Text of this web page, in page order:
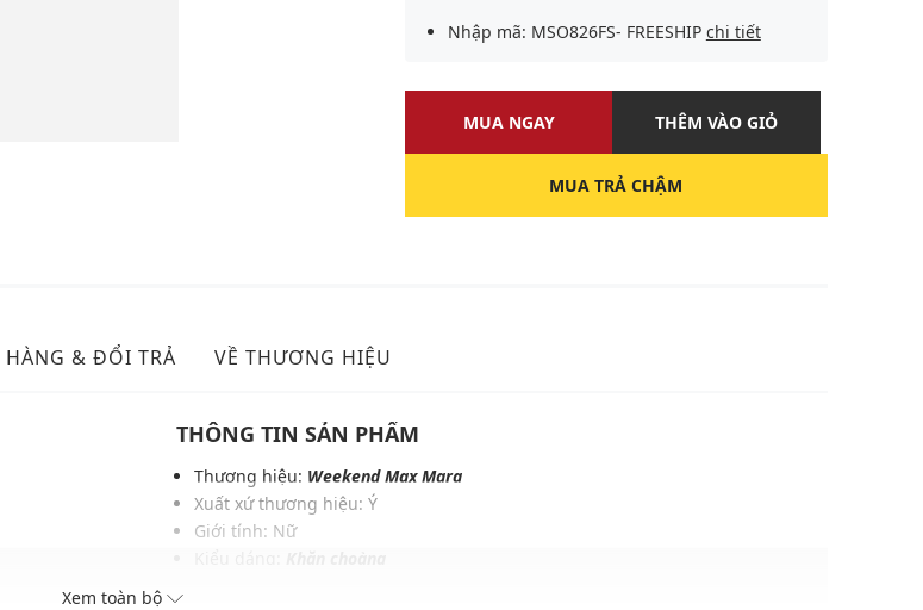
Nhập mã: MSO826FS- FREESHIP chi tiết
MUA NGAY THÊM VÀO GIỎ
MUA TRẢ CHẬM
HÀNG & ĐỔI TRẢ VỀ THƯƠNG HIỆU
THÔNG TIN SẢN PHẨM
Thương hiệu: Weekend Max Mara
Xuất xứ thương hiệu: Ý
Giới tính: Nữ
Xem toàn bộ